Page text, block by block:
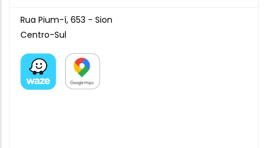
Rua Pium-í, 653 - Sion
Centro-Sul